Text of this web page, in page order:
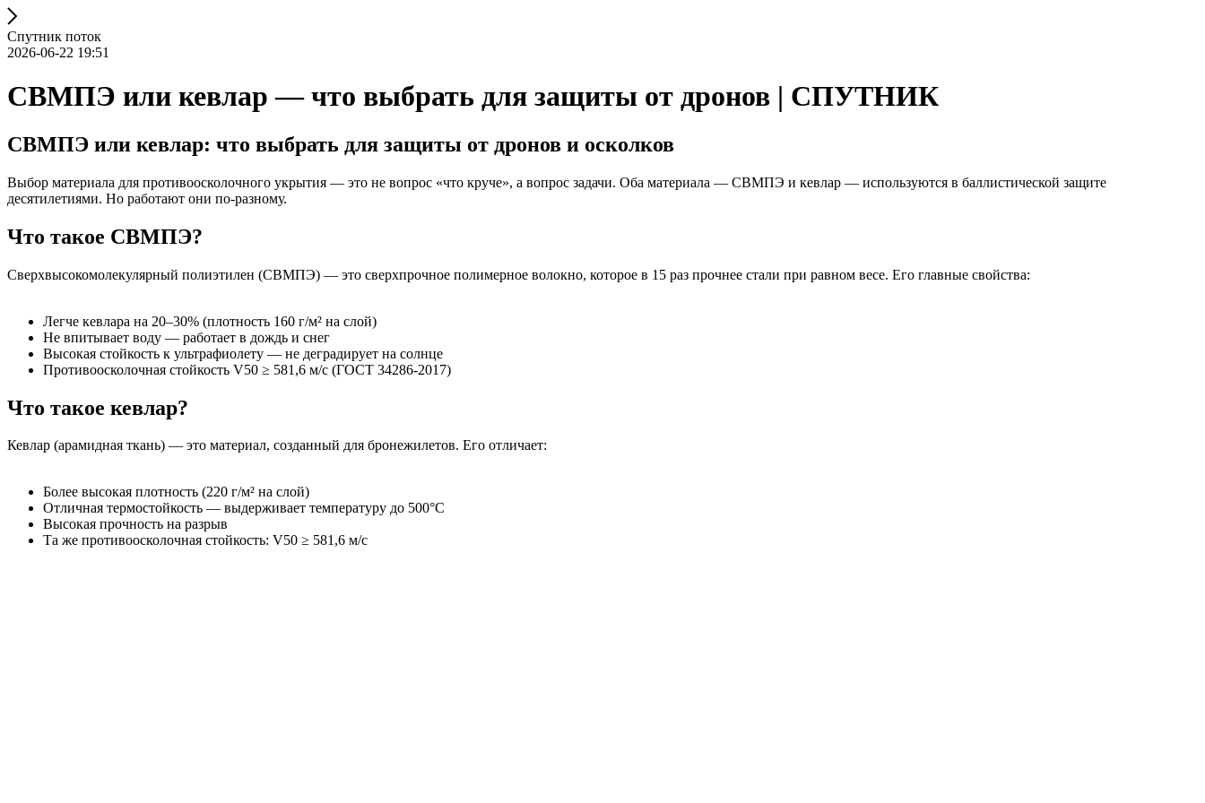
Спутник поток
2026-06-22 19:51
СВМПЭ или кевлар — что выбрать для защиты от дронов | СПУТНИК
СВМПЭ или кевлар: что выбрать для защиты от дронов и осколков
Выбор материала для противоосколочного укрытия — это не вопрос «что круче», а вопрос задачи. Оба материала — СВМПЭ и кевлар — используются в баллистической защите
десятилетиями. Но работают они по-разному.
Что такое СВМПЭ?
Сверхвысокомолекулярный полиэтилен (СВМПЭ) — это сверхпрочное полимерное волокно, которое в 15 раз прочнее стали при равном весе. Его главные свойства:
Легче кевлара на 20–30% (плотность 160 г/м² на слой)
Не впитывает воду — работает в дождь и снег
Высокая стойкость к ультрафиолету — не деградирует на солнце
Противоосколочная стойкость V50 ≥ 581,6 м/с (ГОСТ 34286-2017)
Что такое кевлар?
Кевлар (арамидная ткань) — это материал, созданный для бронежилетов. Его отличает:
Более высокая плотность (220 г/м² на слой)
Отличная термостойкость — выдерживает температуру до 500°C
Высокая прочность на разрыв
Та же противоосколочная стойкость: V50 ≥ 581,6 м/с